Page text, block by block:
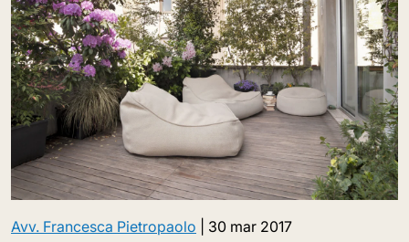
Avv. Francesca Pietropaolo 30 mar 2017